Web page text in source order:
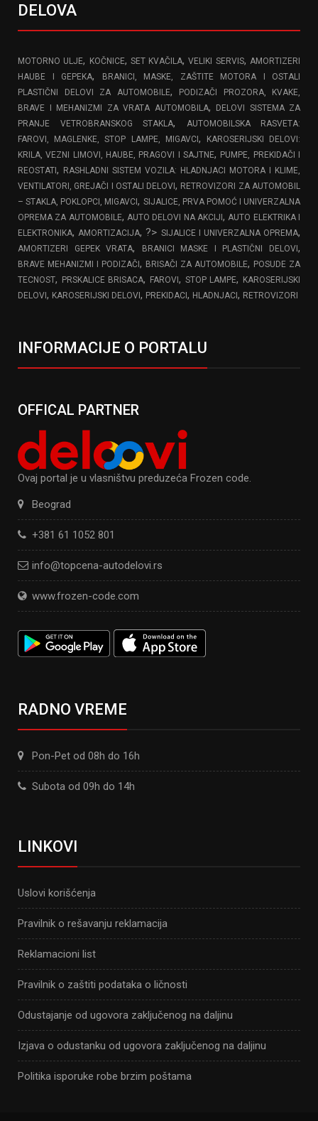
DELOVA
MOTORNO ULJE, KOČNICE, SET KVAČILA,VELIKI SERVIS, AMORTIZERI
HAUBE I GEPEKA,
BRANICI, MASKE, ZAŠTITE MOTORA I OSTALI
PLASTIČNI DELOVI ZA AUTOMOBILE,
PODIZAČI PROZORA, KVAKE,
BRAVE I MEHANIZMI ZA VRATA AUTOMOBILA,
DELOVI SISTEMA ZA
PRANJE VETROBRANSKOG STAKLA,
AUTOMOBILSKA RASVETA:
FAROVI, MAGLENKE, STOP LAMPE, MIGAVCI,
KAROSERIJSKI DELOVI:
KRILA, VEZNI LIMOVI, HAUBE, PRAGOVI I SAJTNE, PUMPE, PREKIDAČI I
REOSTATI, RASHLADNI SISTEM VOZILA: HLADNJACI MOTORA I KLIME,
VENTILATORI, GREJAČI I OSTALI DELOVI, RETROVIZORI ZA AUTOMOBIL
– STAKLA, POKLOPCI, MIGAVCI, SIJALICE, PRVA POMOĆ I UNIVERZALNA
OPREMA ZA AUTOMOBILE, AUTO DELOVI NA AKCIJI, AUTO ELEKTRIKA I
ELEKTRONIKA, AMORTIZACIJA, ?> SIJALICE I UNIVERZALNA OPREMA,
AMORTIZERI GEPEK VRATA, BRANICI MASKE I PLASTIČNI DELOVI,
BRAVE MEHANIZMI I PODIZAČI, BRISAČI ZA AUTOMOBILE, POSUDE ZA
TECNOST, PRSKALICE BRISACA, FAROVI, STOP LAMPE, KAROSERIJSKI
DELOVI, KAROSERIJSKI DELOVI, PREKIDACI, HLADNJACI, RETROVIZORI
INFORMACIJE O PORTALU
OFFICAL PARTNER
Ovaj portal je u vlasništvu preduzeća Frozen code.
Beograd
+381 61 1052 801
info@topcena-autodelovi.rs
www.frozen-code.com
RADNO VREME
Pon-Pet od 08h do 16h
Subota od 09h do 14h
LINKOVI
Uslovi korišćenja
Pravilnik o rešavanju reklamacija
Reklamacioni list
Pravilnik o zaštiti podataka o ličnosti
Odustajanje od ugovora zaključenog na daljinu
Izjava o odustanku od ugovora zaključenog na daljinu
Politika isporuke robe brzim poštama